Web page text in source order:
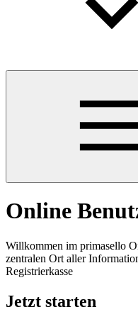
Online
Willkommen im primasello
zentralen Ort aller
Registrierkasse
Jetzt starten